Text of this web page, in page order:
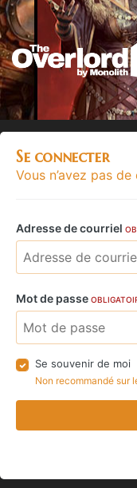
Se connecter
Vous n’avez pas
Adresse de courriel
Mot de passe
Se souvenir de moi
Non recommandé sur